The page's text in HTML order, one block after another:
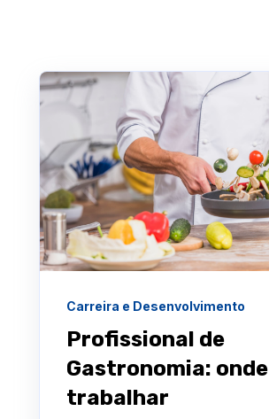
Carreira e Desenvolvimento
Profissional de
Gastronomia: onde
trabalhar